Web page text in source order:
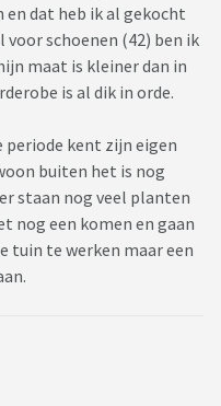
en dat heb ik al gekocht
voor schoenen (42) ben ik
maat is kleiner dan in
is al dik in orde.
periode kent zijn eigen
buiten het is nog
staan nog veel planten
nog een komen en gaan
tuin te werken maar een